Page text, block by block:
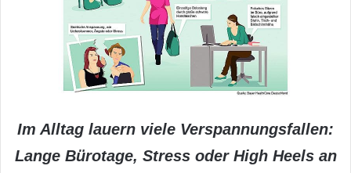
Im Alltag lauern viele Verspannungsfallen:
Lange Bürotage, Stress oder High Heels an